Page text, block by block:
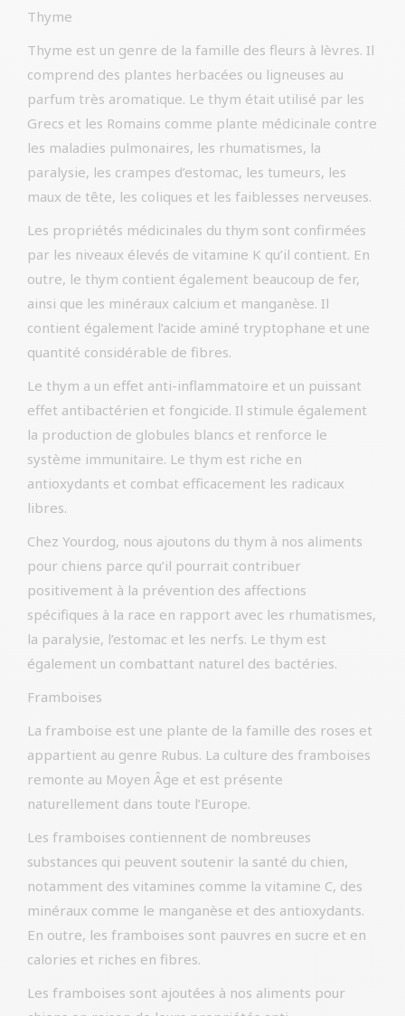
Thyme
Thyme est un genre de la famille des fleurs à lèvres. Il
comprend des plantes herbacées ou ligneuses au
parfum très aromatique. Le thym était utilisé par les
Grecs et les Romains comme plante médicinale contre
les maladies pulmonaires, les rhumatismes, la
paralysie, les crampes d’estomac, les tumeurs, les
maux de tête, les coliques et les faiblesses nerveuses.
Les propriétés médicinales du thym sont confirmées
par les niveaux élevés de vitamine K qu’il contient. En
outre, le thym contient également beaucoup de fer,
ainsi que les minéraux calcium et manganèse. Il
contient également l’acide aminé tryptophane et une
quantité considérable de fibres.
Le thym a un effet anti-inflammatoire et un puissant
effet antibactérien et fongicide. Il stimule également
la production de globules blancs et renforce le
système immunitaire. Le thym est riche en
antioxydants et combat efficacement les radicaux
libres.
Chez Yourdog, nous ajoutons du thym à nos aliments
pour chiens parce qu’il pourrait contribuer
positivement à la prévention des affections
spécifiques à la race en rapport avec les rhumatismes,
la paralysie, l’estomac et les nerfs. Le thym est
également un combattant naturel des bactéries.
Framboises
La framboise est une plante de la famille des roses et
appartient au genre Rubus. La culture des framboises
remonte au Moyen Âge et est présente
naturellement dans toute l’Europe.
Les framboises contiennent de nombreuses
substances qui peuvent soutenir la santé du chien,
notamment des vitamines comme la vitamine C, des
minéraux comme le manganèse et des antioxydants.
En outre, les framboises sont pauvres en sucre et en
calories et riches en fibres.
Les framboises sont ajoutées à nos aliments pour